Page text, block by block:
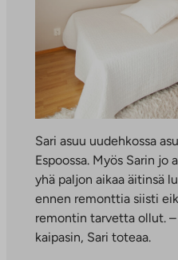
Sari asuu uudehkossa
Espoossa. Myös Sarin
yhä paljon aikaa äitinsä
ennen remonttia siisti
remontin tarvetta ollut.
kaipasin, Sari toteaa.